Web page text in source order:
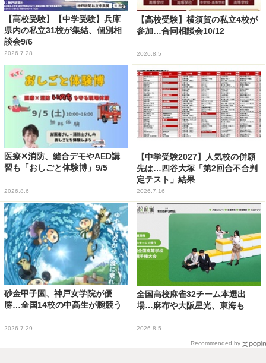
【高校受験】【中学受験】兵庫
県内の私立31校が集結、個別相
談会9/6
2026.7.28
【高校受験】横須賀の私立4校が
参加…合同相談会10/12
2026.8.5
医療✕消防、縫合デモやAED講
習も「おしごと体験博」9/5
2026.8.6
【中学受験2027】人気校の併願
先は…四谷大塚「第2回合不合判
定テスト」結果
2026.7.16
砂金甲子園、神戸女学院が優
勝…全国14校の中高生が腕競う
2026.7.29
全国高校麻雀32チーム本選出
場…麻布や大阪星光、東海も
2026.8.5
Recommended by